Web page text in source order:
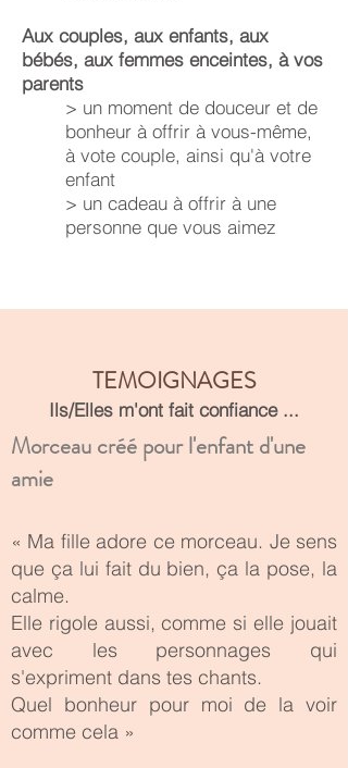
Aux couples, aux enfants, aux
bébés, aux femmes enceintes, à vos
parents
> un moment de douceur et de
bonheur à offrir à vous-même,
à vote couple, ainsi qu'à votre
enfant
> un cadeau à offrir à une
personne que vous aimez
TEMOIGNAGES
Ils/Elles m'ont fait confiance ...
Morceau créé pour l'enfant d'une
amie
« Ma fille adore ce morceau. Je sens
que ça lui fait du bien, ça la pose, la
calme.
Elle rigole aussi, comme si elle jouait
avec les personnages qui
s'expriment dans tes chants.
Quel bonheur pour moi de la voir
comme cela »